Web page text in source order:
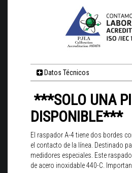
Datos Técnicos
***SOLO UNA
DISPONIBLE***
El raspador A-4 tiene dos bordes
el contacto de la línea. Destinado
medidores especiales. Este
de acero inoxidable 440-C.